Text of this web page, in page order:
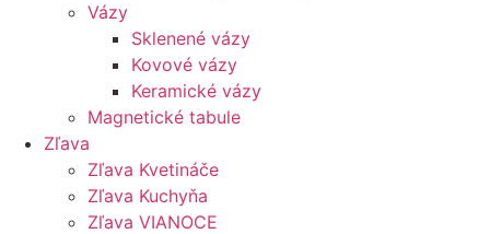
Vázy
Sklenené vázy
Kovové vázy
Keramické vázy
Magnetické tabule
Zľava
Zľava Kvetináče
Zľava Kuchyňa
Zľava VIANOCE